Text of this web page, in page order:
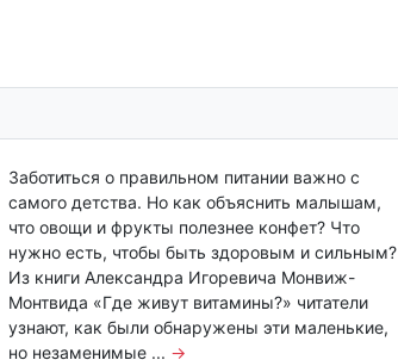
Заботиться о правильном питании важно с
самого детства. Но как объяснить малышам,
что овощи и фрукты полезнее конфет? Что
нужно есть, чтобы быть здоровым и сильным?
Из книги Александра Игоревича Монвиж-
Монтвида «Где живут витамины?» читатели
узнают, как были обнаружены эти маленькие,
но незаменимые ... →